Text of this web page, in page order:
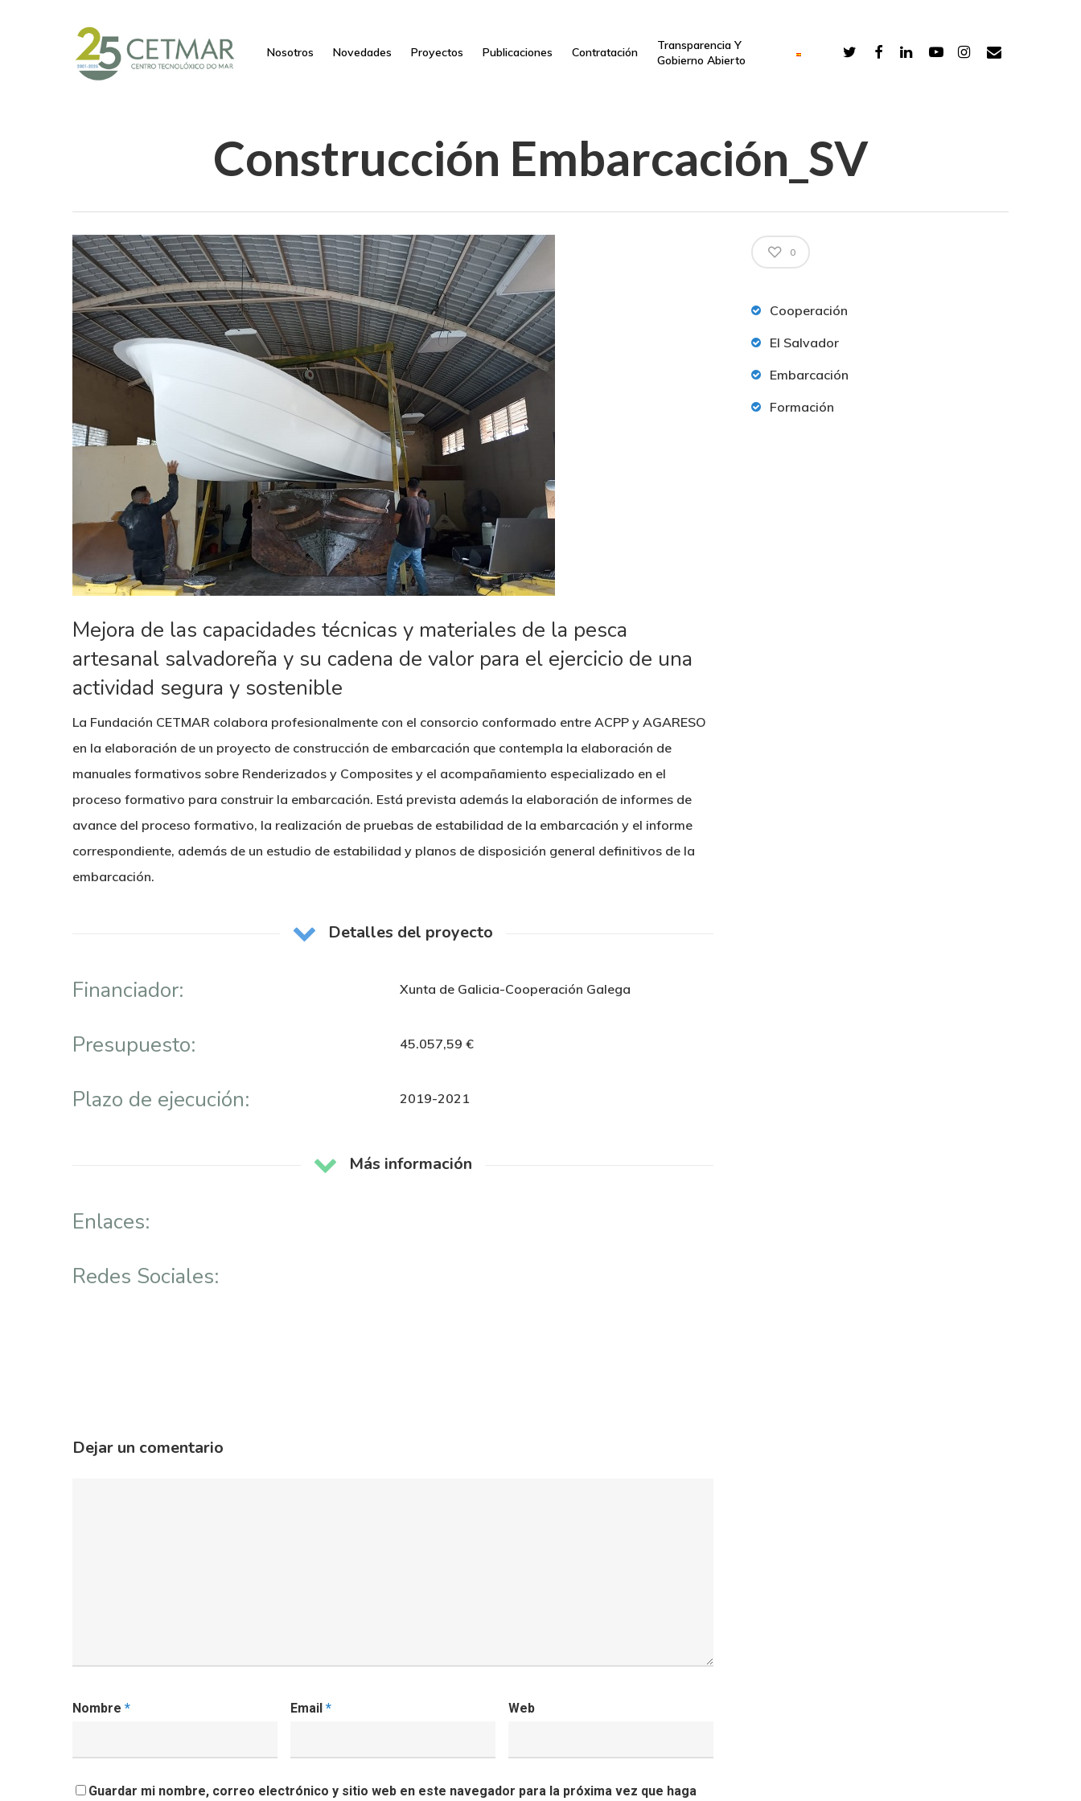
Hit enter to search or ESC to close
Nosotros Novedades Proyectos Publicaciones Contratación
Transparencia Y
Gobierno Abierto
Construcción Embarcación_SV
Mejora de las capacidades técnicas y materiales de la pesca
artesanal salvadoreña y su cadena de valor para el ejercicio de una
actividad segura y sostenible
La Fundación CETMAR colabora profesionalmente con el consorcio conformado entre ACPP y AGARESO
en la elaboración de un proyecto de construcción de embarcación que contempla la elaboración de
manuales formativos sobre Renderizados y Composites y el acompañamiento especializado en el
proceso formativo para construir la embarcación. Está prevista además la elaboración de informes de
avance del proceso formativo, la realización de pruebas de estabilidad de la embarcación y el informe
correspondiente, además de un estudio de estabilidad y planos de disposición general definitivos de la
embarcación.
Detalles del proyecto
Financiador: Xunta de Galicia-Cooperación Galega
Presupuesto: 45.057,59 €
Plazo de ejecución: 2019-2021
Más información
Enlaces:
Redes Sociales:
Dejar un comentario
Nombre * Email* Web
Guardar mi nombre, correo electrónico y sitio web en este navegador para la próxima vez que haga
0
Cooperación
El Salvador
Embarcación
Formación